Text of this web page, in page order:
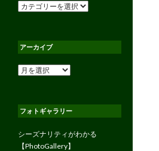
カ
ー
アーカイブ
ア
ブ
フォトギャラリー
シーズナリティがわかる
【PhotoGallery】